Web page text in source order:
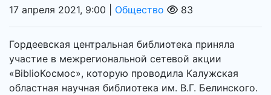
17 апреля 2021, 9:00 | Общество 83
Гордеевская центральная библиотека приняла
участие в межрегиональной сетевой акции
«BiblioКосмос», которую проводила Калужская
областная научная библиотека им. В.Г. Белинского.